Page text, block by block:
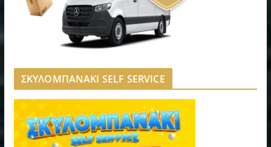
ΣΚΥΛΟΜΠΑΝΑΚΙ SELF SERVICE